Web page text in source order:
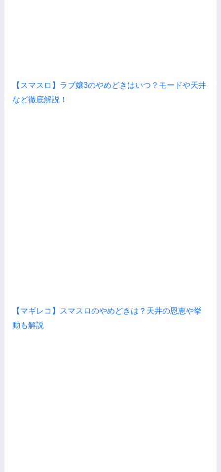
【スマスロ】ラブ嬢3のやめどきはいつ？モードや天井
など徹底解説！
【マギレコ】スマスロのやめどきは？天井の恩恵や挙
動も解説